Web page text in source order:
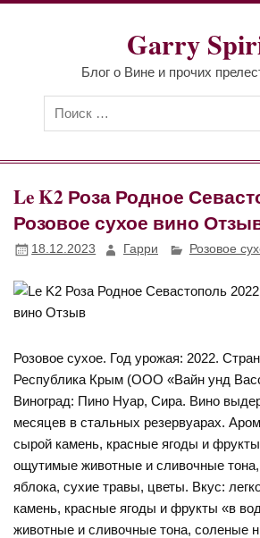
Перейти
Garry
Блог о Вине и прочих
Le K2 Роза Родное
Розовое сухое вино
18.12.2023 Гарри Розовое
Розовое сухое. Год урожая: 2022.
Республика Крым (ООО «Вайн унд
Виноград: Пино Нуар, Сира. Вино
месяцев в стальных резервуарах.
сырой камень, красные ягоды и
ощутимые животные и сливочные тона,
яблока, сухие травы, цветы. Вкус:
камень, красные ягоды и фрукты «в
животные и сливочные тона, соленые